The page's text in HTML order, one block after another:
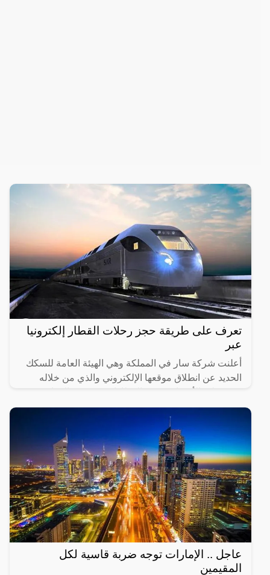
تعرف على طريقة حجز رحلات القطار إلكترونيا
عبر
أعلنت شركة سار في المملكة وهي الهيئة العامة للسكك
الحديد عن انطلاق موقعها الإلكتروني والذي من خلاله
المختلفة لها،
عاجل .. الإمارات توجه ضربة قاسية لكل
المقيمين